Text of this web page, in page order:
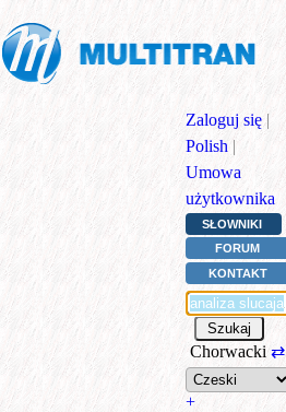
Zaloguj się |
Polish |
Umowa
użytkownika
SŁOWNIKI
FORUM
KONTAKT
Chorwacki ⇄
+